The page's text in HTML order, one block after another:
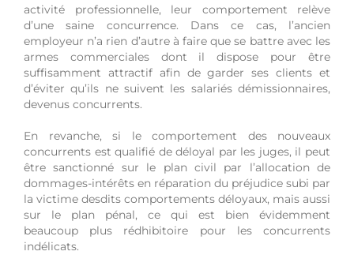
activité professionnelle, leur comportement relève
d’une saine concurrence. Dans ce cas, l’ancien
employeur n’a rien d’autre à faire que se battre avec les
armes commerciales dont il dispose pour être
suffisamment attractif afin de garder ses clients et
d’éviter qu’ils ne suivent les salariés démissionnaires,
devenus concurrents.
En revanche, si le comportement des nouveaux
concurrents est qualifié de déloyal par les juges, il peut
être sanctionné sur le plan civil par l’allocation de
dommages-intérêts en réparation du préjudice subi par
la victime desdits comportements déloyaux, mais aussi
sur le plan pénal, ce qui est bien évidemment
beaucoup plus rédhibitoire pour les concurrents
indélicats.